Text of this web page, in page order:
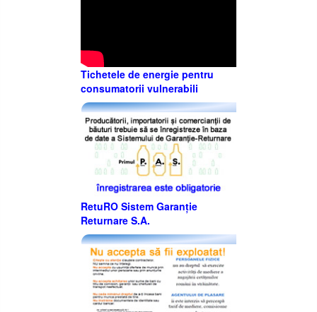
Tichetele de energie pentru
consumatorii vulnerabili
RetuRO Sistem Garanție
Returnare S.A.